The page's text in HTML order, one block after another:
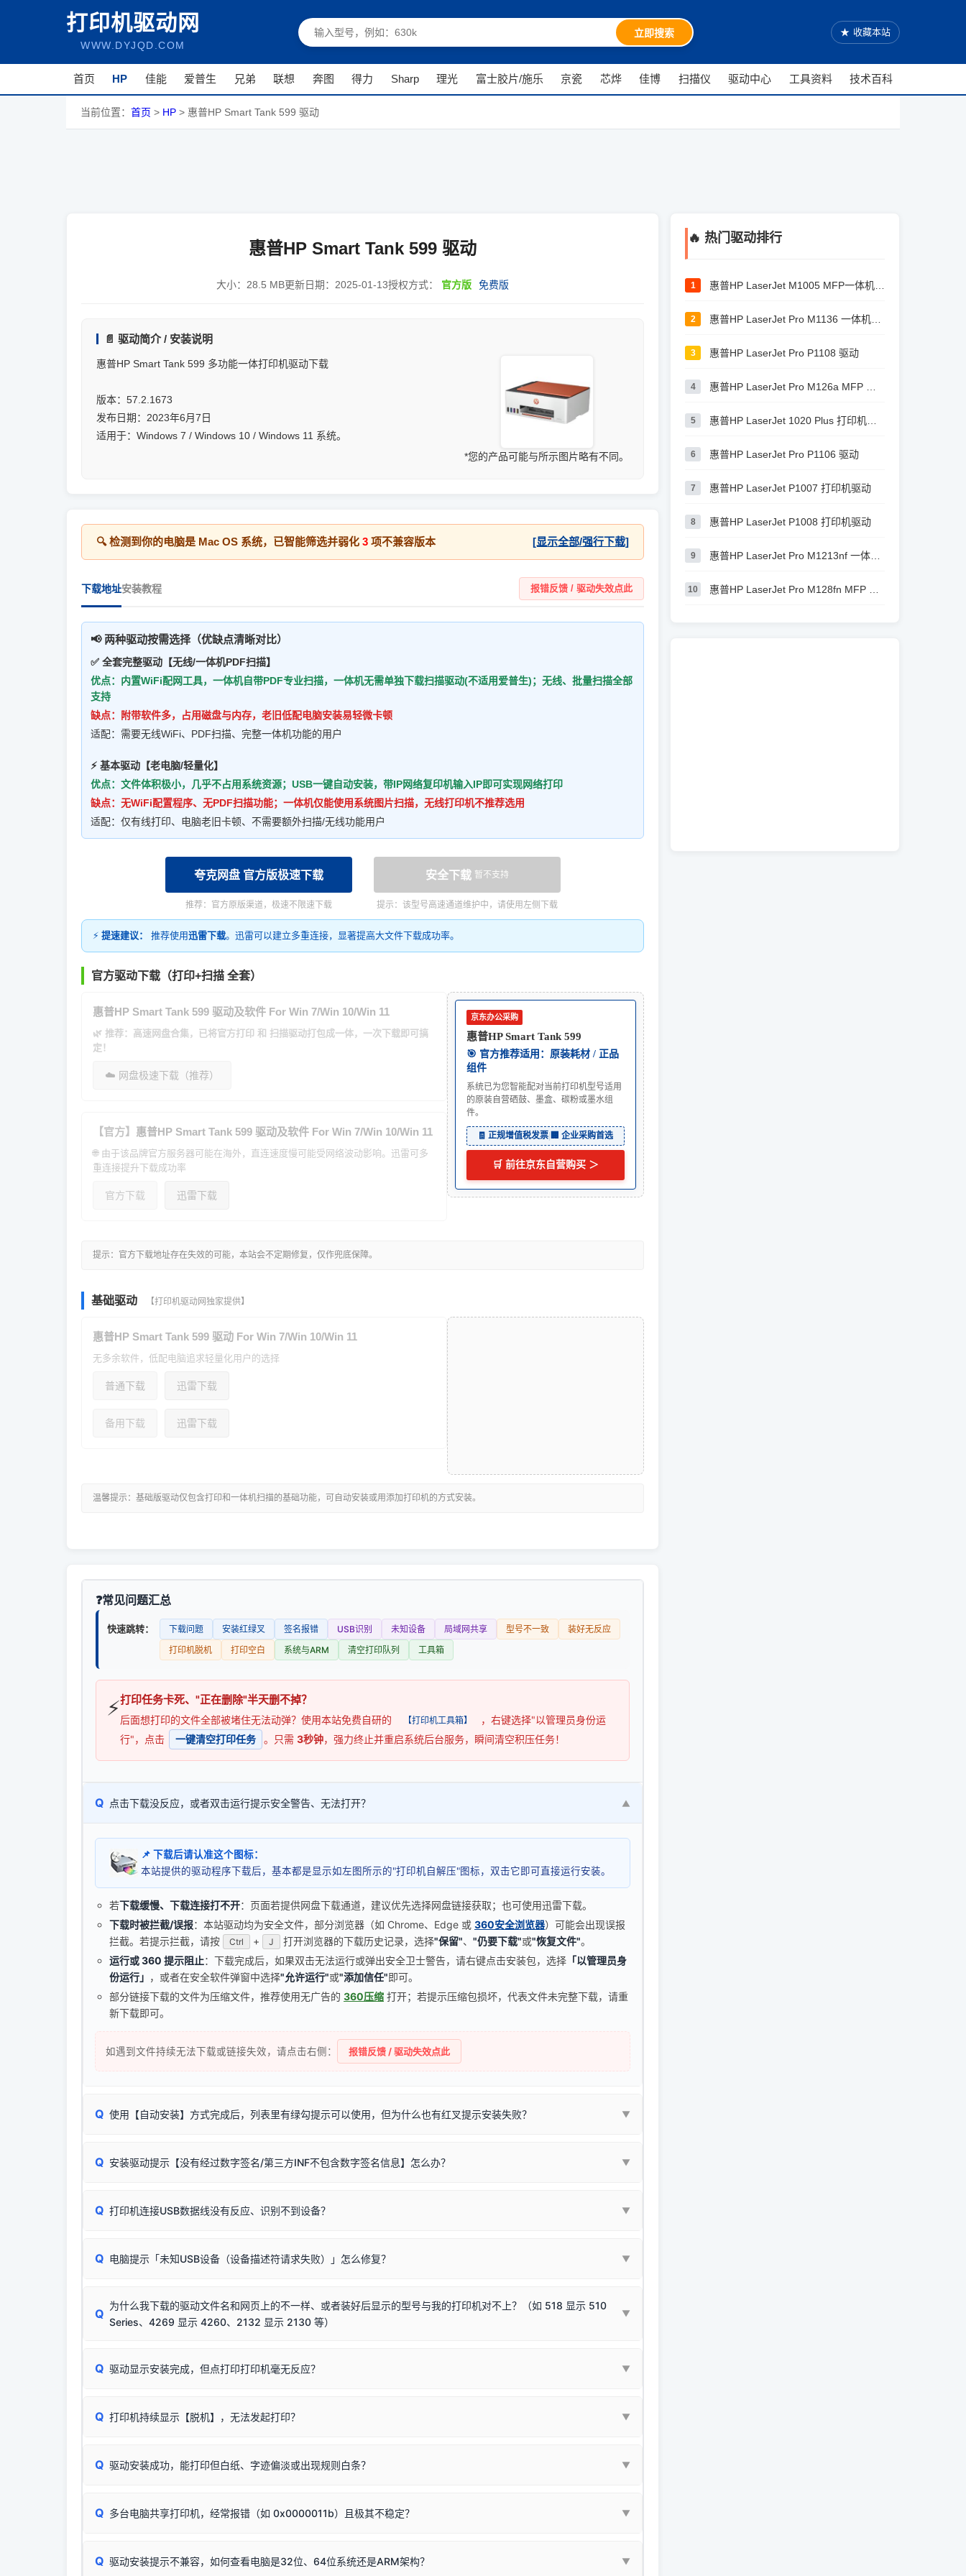
打印机驱动网
WWW.DYJQD.COM
立即搜索 ★ 收藏本站
首页 HP 佳能 爱普生 兄弟 联想 奔图 得力 Sharp 理光 富士胶片/施乐 京瓷 芯烨 佳博 扫描仪 驱动中心 工具资料 技术百科
当前位置： 首页 > HP > 惠普HP Smart Tank 599 驱动
惠普HP Smart Tank 599 驱动
大小： 28.5 MB更新日期： 2025-01-13授权方式： 官方版 免费版
📄 驱动简介 / 安装说明
惠普HP Smart Tank 599 多功能一体打印机驱动下载
版本：57.2.1673
发布日期：2023年6月7日
适用于：Windows 7 / Windows 10 / Windows 11 系统。
*您的产品可能与所示图片略有不同。
🔍 检测到你的电脑是 Mac OS 系统，已智能筛选并弱化 3 项不兼容版本 [显示全部/强行下载]
下载地址安装教程 报错反馈 / 驱动失效点此
📢 两种驱动按需选择（优缺点清晰对比）
✅ 全套完整驱动【无线/一体机PDF扫描】
优点：内置WiFi配网工具，一体机自带PDF专业扫描，一体机无需单独下载扫描驱动(不适用爱普生)；无线、批量扫描全部
支持
缺点：附带软件多，占用磁盘与内存，老旧低配电脑安装易轻微卡顿
适配：需要无线WiFi、PDF扫描、完整一体机功能的用户
⚡ 基本驱动【老电脑/轻量化】
优点：文件体积极小，几乎不占用系统资源；USB一键自动安装，带IP网络复印机输入IP即可实现网络打印
缺点：无WiFi配置程序、无PDF扫描功能；一体机仅能使用系统图片扫描，无线打印机不推荐选用
适配：仅有线打印、电脑老旧卡顿、不需要额外扫描/无线功能用户
夸克网盘 官方版极速下载
推荐：官方原版渠道，极速不限速下载
安全下载 暂不支持
提示：该型号高速通道维护中，请使用左侧下载
⚡ 提速建议： 推荐使用迅雷下载。迅雷可以建立多重连接，显著提高大文件下载成功率。
官方驱动下载（打印+扫描 全套）
惠普HP Smart Tank 599 驱动及软件 For Win 7/Win 10/Win 11
🌿 推荐：高速网盘合集，已将官方打印 和 扫描驱动打包成一体，一次下载即可搞
定！
☁️ 网盘极速下载（推荐）
【官方】 惠普HP Smart Tank 599 驱动及软件 For Win 7/Win 10/Win 11
🌐 由于该品牌官方服务器可能在海外，直连速度慢可能受网络波动影响。迅雷可多
重连接提升下载成功率
官方下载 迅雷下载
京东办公采购
惠普HP Smart Tank 599
🎯 官方推荐适用：原装耗材 / 正品
组件
系统已为您智能配对当前打印机型号适用
的原装自营硒鼓、墨盒、碳粉或墨水组
件。
🧾 正规增值税发票 🏢 企业采购首选
🛒 前往京东自营购买 ＞
提示：官方下载地址存在失效的可能，本站会不定期修复，仅作兜底保障。
基础驱动 【打印机驱动网独家提供】
惠普HP Smart Tank 599 驱动 For Win 7/Win 10/Win 11
无多余软件，低配电脑追求轻量化用户的选择
普通下载 迅雷下载
备用下载 迅雷下载
温馨提示：基础版驱动仅包含打印和一体机扫描的基础功能，可自动安装或用添加打印机的方式安装。
常见问题汇总
快速跳转： 下载问题 安装红绿叉 签名报错 USB识别 未知设备 局域网共享 型号不一致
装好无反应
打印机脱机
打印空白 系统与ARM 清空打印队列 工具箱
⚡打印任务卡死、"正在删除"半天删不掉？
后面想打印的文件全部被堵住无法动弹？使用本站免费自研的 【打印机工具箱】
，右键选择"以管理员身份运
行"，点击
一键清空打印任务 。只需 3秒钟，强力终止并重启系统后台服务，瞬间清空积压任务！
Q 点击下载没反应，或者双击运行提示安全警告、无法打开？ ▼
📌 下载后请认准这个图标：
本站提供的驱动程序下载后，基本都是显示如左图所示的"打印机自解压"图标，双击它即可直接运行安装。
若下载缓慢、下载连接打不开：页面若提供网盘下载通道，建议优先选择网盘链接获取；也可使用迅雷下载。
下载时被拦截/误报：本站驱动均为安全文件，部分浏览器（如 Chrome、Edge 或 360安全浏览器）可能会出现误报
拦截。若提示拦截，请按
Ctrl + J 打开浏览器的下载历史记录，选择"保留"、 "仍要下载"或"恢复文件"。
运行或 360 提示阻止：下载完成后，如果双击无法运行或弹出安全卫士警告，请右键点击安装包，选择 「以管理员身
份运行」 ，或者在安全软件弹窗中选择"允许运行"或"添加信任"即可。
部分链接下载的文件为压缩文件，推荐使用无广告的 360压缩 打开；若提示压缩包损坏，代表文件未完整下载，请重
新下载即可。
如遇到文件持续无法下载或链接失效，请点击右侧： 报错反馈 / 驱动失效点此
Q 使用【自动安装】方式完成后，列表里有绿勾提示可以使用，但为什么也有红叉提示安装失败？ ▼
由于本站驱动包集成了32位和64位驱动，自动安装程序在运行时会检测您的系统位数，并只安装与系统相匹配的那一部
✔ 可以使用了 ：代表与您当前电脑系统相兼容的驱动已安装成功。
结论：只要窗口里出现了任意一个绿色对勾，直接关闭窗口去打印测试即可。
Q 安装驱动提示【没有经过数字签名/第三方INF不包含数字签名信息】怎么办？ ▼
🛡️ 本站驱动均经过严格签名。但由于微软系统安全限制，
部分新版 Windows 系统（如 Win10/Win11 最新版）已
该报错是因为老款打印机官方使用的是旧版签名，新版 Win10/Win11 系统不再默认兼容，而非文件安全性问题。
（提醒：此方式仅在安装老款驱动时临时开启，日常正常使用无需长期关闭系统安全校验。）
Q 打印机连接USB数据线没有反应、识别不到设备？ ▼
首先确认打印机电源已开启，USB数据线两端已完全插紧；
排除线材松动后，可尝试更换一条USB数据线，或在设备管理器中点击【扫描检测硬件改动】刷新硬件列表。
Q 电脑提示「未知USB设备（设备描述符请求失败）」怎么修复？ ▼
将USB数据线两端全部拔下，重新插紧；
台式电脑请务必插在机箱后置USB插口，切勿使用前置插口或外接拓展坞；
尝试更换一条带双磁环屏蔽的优质打印线，劣质或老化的线材是此问题的高发诱因。
Q
为什么我下载的驱动文件名和网页上的不一样、或者装好后显示的型号与我的打印机对不上？（如 518 显示 510
Series、4269 显示 4260、2132 显示 2130 等）
▼
这是打印机行业普遍采用的**官方命名规则**。因为品牌商在生产时，会将**外观和配置稍有不同，但内部核心芯片和打
为了提高开发和维护效率，官方只会为该系列发布**一套通用的驱动程序**。命名时，通常会采用这个系列中的**基础款
📌 行业常见典型例子（它们共用同一个官方驱动包）：
：HP Smart Tank 511、515、516、518等属于同系列，官方驱动名称通常显示为
：Epson L4266、L4268、L4269等属于同系列，官方驱动名称通常显示为
Q 驱动显示安装完成，但点打印打印机毫无反应？ ▼
观察打印机指示灯： 🟢 绿灯常亮 通常代表机器处于正常待机状态；
进行简易复印测试（限一体机）：掀开扫描仪盖板，原稿朝下放置在玻璃面板上，按下带有复印标识
❌ 复印无反应/打印白纸 = 打印机本身存在硬件故障。重装驱动无法解决，建议联系售后或商家。
Q 打印机持续显示【脱机】，无法发起打印？ ▼
进入系统打印队列，点击顶部「打印机」菜单，检查并取消勾选「脱机使用打印机」
完整图文修复指导：打印机显示脱机一键修复教程
Q 驱动安装成功，能打印但白纸、字迹偏淡或出现规则白条？ ▼
机身自检或复印同样不正常：激光机可能碳粉耗尽、硒鼓寿命终结；喷墨打印机可能墨盒干涸、喷头堵塞。
Q 多台电脑共享打印机，经常报错（如 0x0000011b）且极其不稳定？ ▼
✅ 建议首先自查：打印机本身是否支持WiFi/无线或有线网络打印？（此连接模式最稳定）
Q 驱动安装提示不兼容，如何查看电脑是32位、64位系统还是ARM架构？ ▼
🔥 热门驱动排行
1
2
3 惠普HP LaserJet Pro P1108 驱动
4
5
6 惠普HP LaserJet Pro P1106 驱动
7 惠普HP LaserJet P1007 打印机驱动
8 惠普HP LaserJet P1008 打印机驱动
9
10